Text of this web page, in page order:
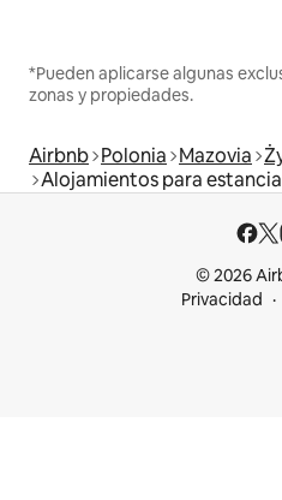
*Pueden aplicarse algunas
zonas y propiedades.
Airbnb Polonia Mazovia
Alojamientos para
© 2026
Privacidad